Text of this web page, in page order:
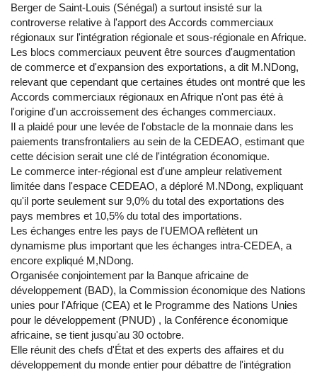
Berger de Saint-Louis (Sénégal) a surtout insisté sur la
controverse relative à l'apport des Accords commerciaux
régionaux sur l'intégration régionale et sous-régionale en Afrique.
Les blocs commerciaux peuvent être sources d'augmentation
de commerce et d'expansion des exportations, a dit M.NDong,
relevant que cependant que certaines études ont montré que les
Accords commerciaux régionaux en Afrique n'ont pas été à
l'origine d'un accroissement des échanges commerciaux.
Il a plaidé pour une levée de l'obstacle de la monnaie dans les
paiements transfrontaliers au sein de la CEDEAO, estimant que
cette décision serait une clé de l'intégration économique.
Le commerce inter-régional est d'une ampleur relativement
limitée dans l'espace CEDEAO, a déploré M.NDong, expliquant
qu'il porte seulement sur 9,0% du total des exportations des
pays membres et 10,5% du total des importations.
Les échanges entre les pays de l'UEMOA reflètent un
dynamisme plus important que les échanges intra-CEDEA, a
encore expliqué M,NDong.
Organisée conjointement par la Banque africaine de
développement (BAD), la Commission économique des Nations
unies pour l'Afrique (CEA) et le Programme des Nations Unies
pour le développement (PNUD) , la Conférence économique
africaine, se tient jusqu'au 30 octobre.
Elle réunit des chefs d'État et des experts des affaires et du
développement du monde entier pour débattre de l'intégration